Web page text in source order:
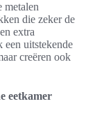
metalen
die zeker de
extra
een uitstekende
creëren ook
eetkamer